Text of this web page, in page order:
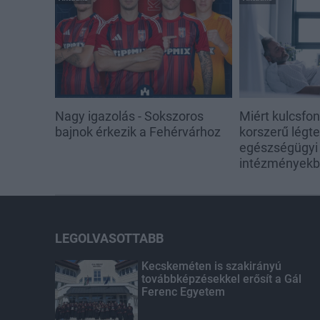
Nagy igazolás - Sokszoros
bajnok érkezik a Fehérvárhoz
Miért
korszerű
egészségügyi
LEGOLVASOTTABB
Kecskeméten is szakirányú
továbbképzésekkel erősít a Gál
Ferenc Egyetem